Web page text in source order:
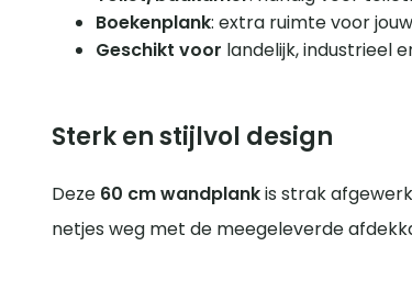
Boekenplank: extra ruimte voor
Geschikt voor landelijk, industrieel
Sterk en stijlvol design
Deze 60 cm wandplankis strak
netjes weg met de meegeleverde